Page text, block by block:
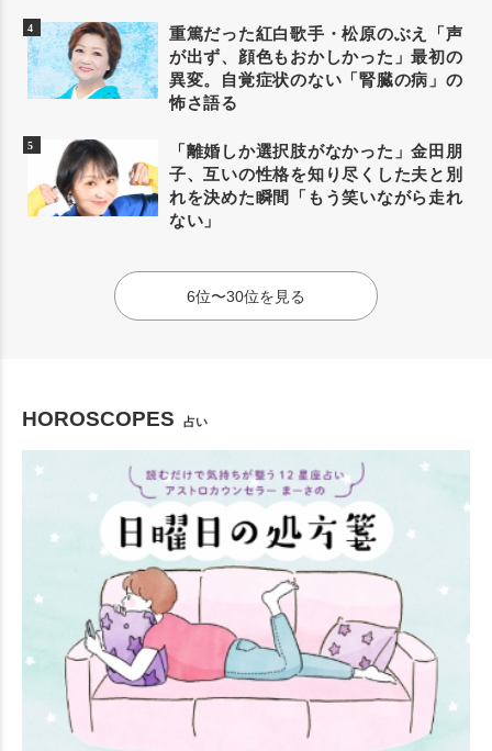
重篤だった紅白歌手・松原のぶえ「声
が出ず、顔色もおかしかった」最初の
異変。自覚症状のない「腎臓の病」の
怖さ語る
「離婚しか選択肢がなかった」金田朋
子、互いの性格を知り尽くした夫と別
れを決めた瞬間「もう笑いながら走れ
ない」
6位〜30位を見る
HOROSCOPES 占い